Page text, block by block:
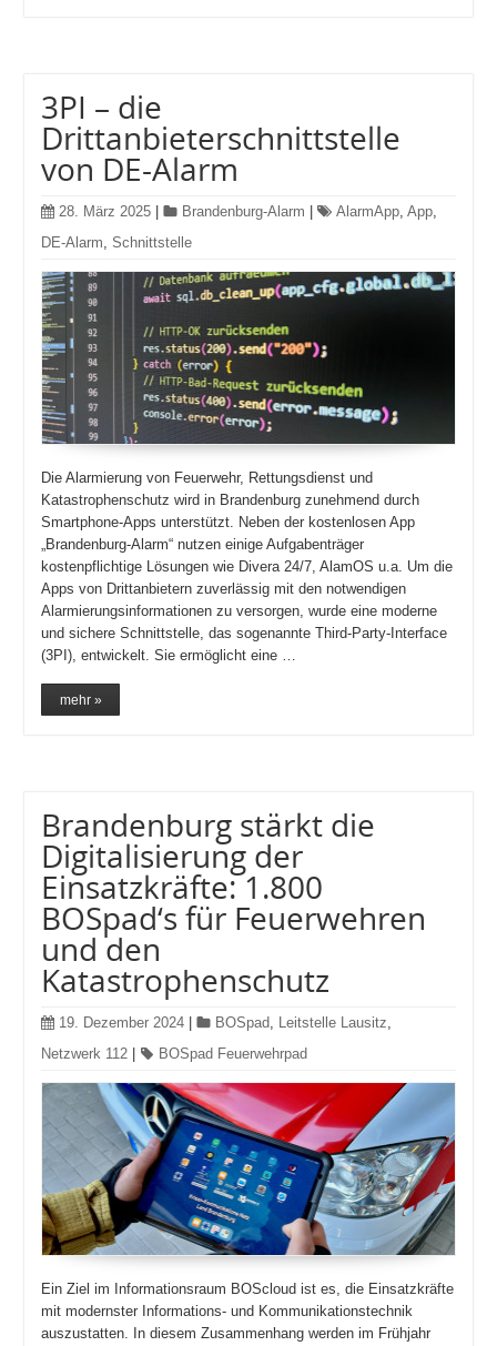
3PI – die
Drittanbieterschnittstelle
von DE-Alarm
28. März 2025 Brandenburg-Alarm AlarmApp,App,
DE-Alarm,Schnittstelle
Die Alarmierung von Feuerwehr, Rettungsdienst und
Katastrophenschutz wird in Brandenburg zunehmend durch
Smartphone-Apps unterstützt. Neben der kostenlosen App
„Brandenburg-Alarm“ nutzen einige Aufgabenträger
kostenpflichtige Lösungen wie Divera 24/7, AlamOS u.a. Um die
Apps von Drittanbietern zuverlässig mit den notwendigen
Alarmierungsinformationen zu versorgen, wurde eine moderne
und sichere Schnittstelle, das sogenannte Third-Party-Interface
(3PI), entwickelt. Sie ermöglicht eine …
mehr »
Brandenburg stärkt die
Digitalisierung der
Einsatzkräfte: 1.800
BOSpad‘s für Feuerwehren
und den
Katastrophenschutz
19. Dezember 2024 BOSpad Leitstelle Lausitz
Netzwerk 112
BOSpad Feuerwehrpad
Ein Ziel im Informationsraum BOScloud ist es, die Einsatzkräfte
mit modernster Informations- und Kommunikationstechnik
auszustatten. In diesem Zusammenhang werden im Frühjahr